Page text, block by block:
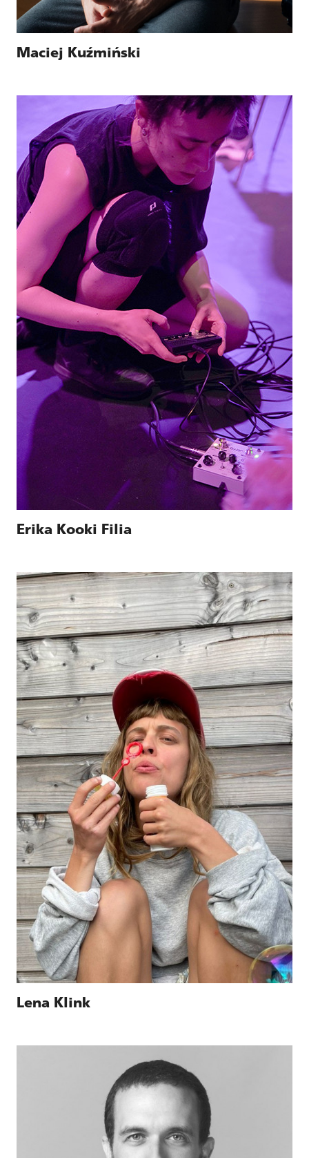
Maciej Kuźmiński
Erika Kooki Filia
Lena Klink